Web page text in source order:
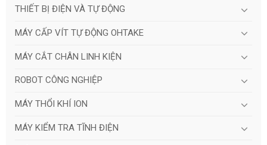
THIẾT BỊ ĐIỆN VÀ TỰ ĐỘNG
MÁY CẤP VÍT TỰ ĐỘNG OHTAKE
MÁY CẮT CHÂN LINH KIỆN
ROBOT CÔNG NGHIỆP
MÁY THỔI KHÍ ION
MÁY KIỂM TRA TĨNH ĐIỆN